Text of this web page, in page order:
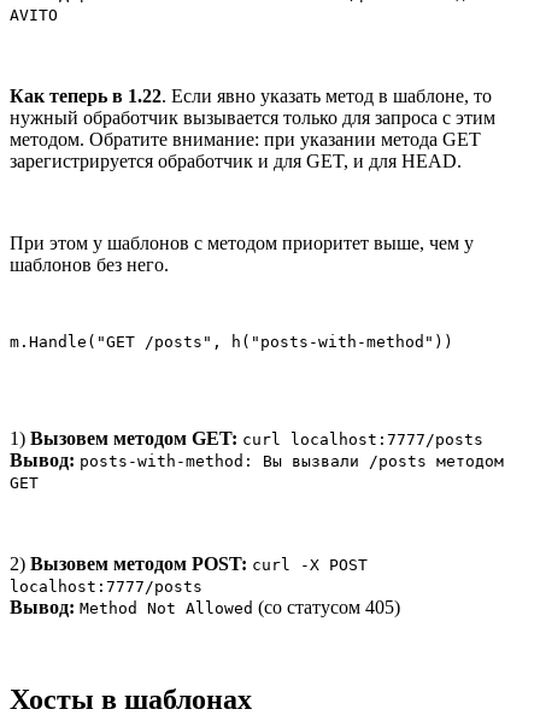
AVITO
Как теперь в 1.22. Если явно указать метод в шаблоне, то
нужный обработчик вызывается только для запроса с этим
методом. Обратите внимание: при указании метода GET
зарегистрируется обработчик и для GET, и для HEAD.
При этом у шаблонов с методом приоритет выше, чем у
шаблонов без него.
m.Handle("GET /posts", h("posts-with-method"))
1) Вызовем методом GET: curl localhost:7777/posts
Вывод: posts-with-method: Вы вызвали /posts методом
GET
2) Вызовем методом POST: curl -X POST
localhost:7777/posts
Вывод: Method Not Allowed (со статусом 405)
Хосты в шаблонах